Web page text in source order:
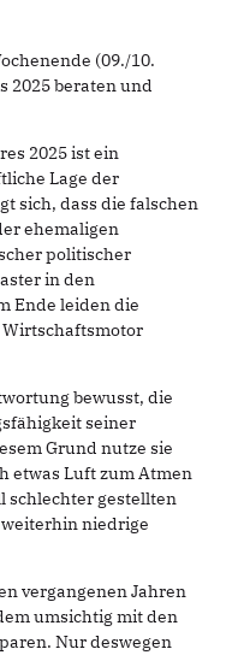
(09./10.
2025 beraten und
2025 ist ein
Lage der
sich, dass die falschen
ehemaligen
politischer
in den
Ende leiden die
Wirtschaftsmotor
bewusst, die
seiner
Grund nutze sie
etwas Luft zum Atmen
schlechter gestellten
niedrige
vergangenen Jahren
umsichtig mit den
Nur deswegen